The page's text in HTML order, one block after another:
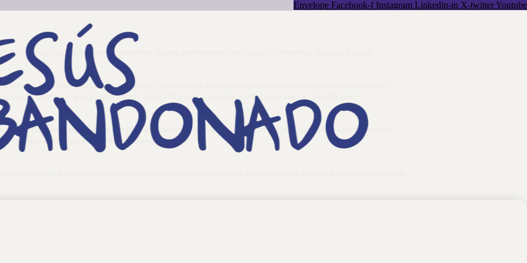
Envelope Facebook-f Instagram Linkedin-in X-twitterYoutube
se aplica a los ciudadanos y residentes legales permanentes del Espacio Económico Europeo y Suiza.
cookies y otras tecnologías relacionadas (para mayor comodidad, todas las tecnologías se denominan
contratado. En el siguiente documento te informamos sobre el uso de cookies en nuestra web.
web y que tu navegador almacena en el disco duro de su ordenador u otro dispositivo. La información
terceros apropiados durante una visita posterior.
que nuestra web funcione correctamente y de forma interactiva. Este código se ejecuta en nuestro servidor o
texto o imagen en una web que se utiliza para monitorear el tráfico en una web. Para ello, se almacenan